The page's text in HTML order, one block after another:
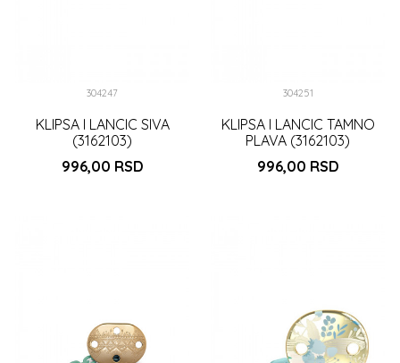
304247
KLIPSA I LANCIC SIVA
(3162103)
996,00 RSD
304251
KLIPSA I LANCIC TAMNO
PLAVA (3162103)
996,00 RSD